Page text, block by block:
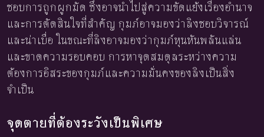
ชอบการถูกผูกมัด ซึ่งอาจนำไปสู่ความขัดแย้งเรื่องอำนาจ
และการตัดสินใจที่สำคัญ กุมภ์อาจมองว่าลิงชอบวิจารณ์
และน่าเบื่อ ในขณะที่ลิงอาจมองว่ากุมภ์หุนหันพลันแล่น
และขาดความรอบคอบ การหาจุดสมดุลระหว่างความ
ต้องการอิสระของกุมภ์และความมั่นคงของลิงเป็นสิ่ง
จำเป็น
จุดตายที่ต้องระวังเป็นพิเศษ